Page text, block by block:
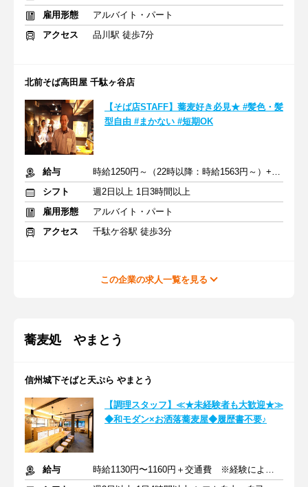
雇用形態
アルバイト・パート
アクセス
品川駅 徒歩7分
北前そば高田屋 千駄ヶ谷店
【そば店STAFF】蕎麦好き必見★ #髪色・髪
型自由 #まかない #短期OK
給与
時給1250円～（22時以降：時給1563円～）+交通費
シフト
週2日以上 1日3時間以上
雇用形態
アルバイト・パート
アクセス
千駄ケ谷駅 徒歩3分
この企業の求人一覧を見る
蕎麦処 やまとう
信州城下そばと天ぷら やまとう
【調理スタッフ】≪★未経験者も大歓迎★≫
◆和モダン×お洒落蕎麦屋◆履歴書不要♪
給与
時給1130円〜1160円＋交通費 ※経験によって時給相談あり